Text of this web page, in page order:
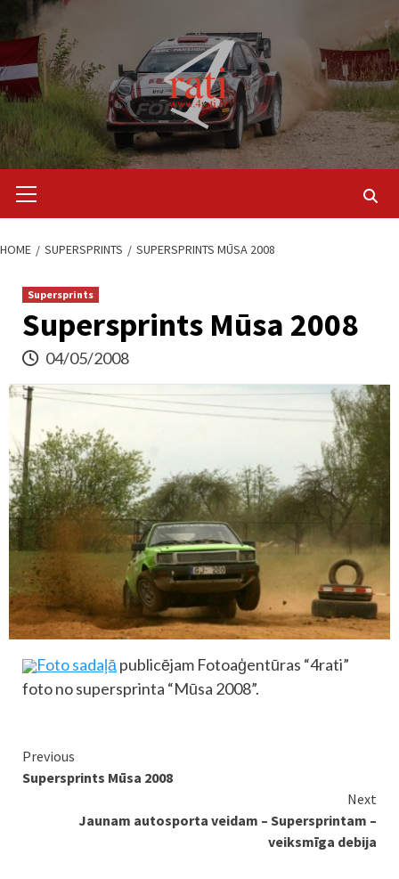
content
Menu
HOME SUPERSPRINTS SUPERSPRINTS MŪSA 2008
Supersprints
Supersprints Mūsa 2008
04/05/2008
Foto sadaļā publicējam Fotoaģentūras “4rati”
foto no supersprinta “Mūsa 2008”.
Continue
Reading
Previous
Supersprints Mūsa 2008
Next
Jaunam autosporta veidam – Supersprintam –
veiksmīga debija